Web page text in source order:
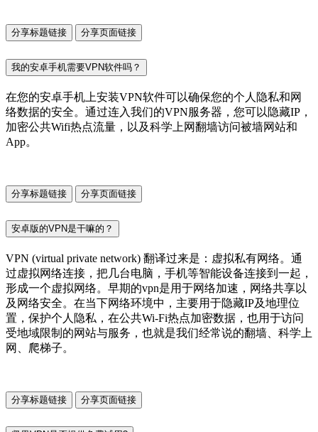
分享标题链接 分享页面链接
我的安卓手机需要VPN软件吗？
在您的安卓手机上安装VPN软件可以确保您的个人隐私和网
络数据的安全。通过连入我们的VPN服务器，您可以隐藏IP，
加密公共Wifi热点流量，以及科学上网翻墙访问被墙网站和
App。
分享标题链接 分享页面链接
安卓版的VPN是干嘛的？
VPN (virtual private network) 翻译过来是：虚拟私有网络。通
过虚拟网络连接，把几台电脑，手机等智能设备连接到一起，
形成一个虚拟网络。早期的vpn是用于网络加速，网络共享以
及网络安全。在当下网络环境中，主要用于隐藏IP及地理位
置，保护个人隐私，在公共Wi-Fi热点加密数据，也用于访问
受地域限制的网站与服务，也就是我们经常说的翻墙、科学上
网、爬梯子。
分享标题链接 分享页面链接